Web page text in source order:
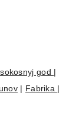
god |
| Fabrika |